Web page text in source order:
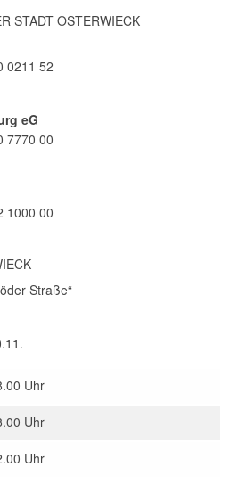
STADT OSTERWIECK
0211 52
eG
7770 00
1000 00
Straße“
Uhr
Uhr
Uhr